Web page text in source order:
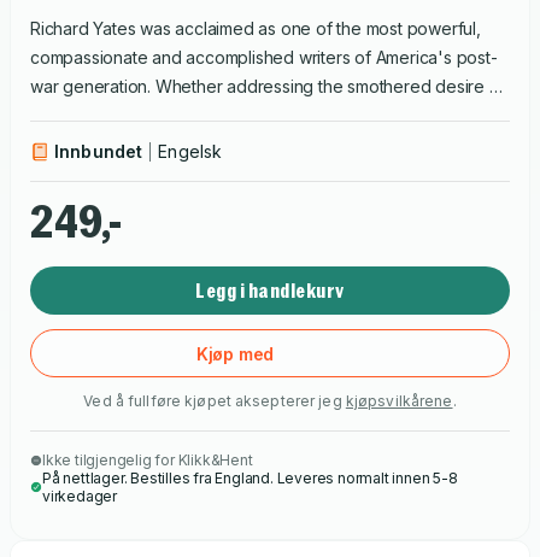
Richard Yates was acclaimed as one of the most powerful,
compassionate and accomplished writers of America's post-
war generation. Whether addressing the smothered desire of
office workers or the heartbreak of a single mother with
disappointments of ordinary people with empathy and
humour.
Innbundet Engelsk
249,-
Legg i handlekurv
Kjøp med
Ved å fullføre kjøpet aksepterer jeg kjøpsvilkårene .
Ikke tilgjengelig for Klikk&Hent
På nettlager. Bestilles fra England. Leveres normalt innen 5-8
virkedager